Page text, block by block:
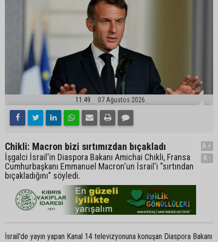
11:49 07 Ağustos 2026
Chikli: Macron bizi sırtımızdan bıçakladı
İşgalci İsrail'in Diaspora Bakanı Amichai Chikli, Fransa
Cumhurbaşkanı Emmanuel Macron'un İsrail'i "sırtından
bıçakladığını" söyledi.
A+
A-
İsrail'de yayın yapan Kanal 14 televizyonuna konuşan Diaspora Bakanı